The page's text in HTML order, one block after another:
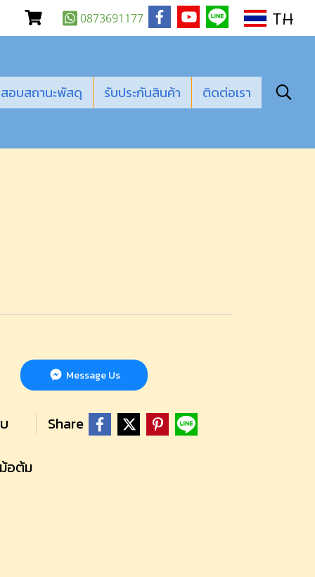
0873691177 TH
อบสถานะพัสดุ รับประกันสินค้า ติดต่อเรา
Message Us
Share
อต้ม